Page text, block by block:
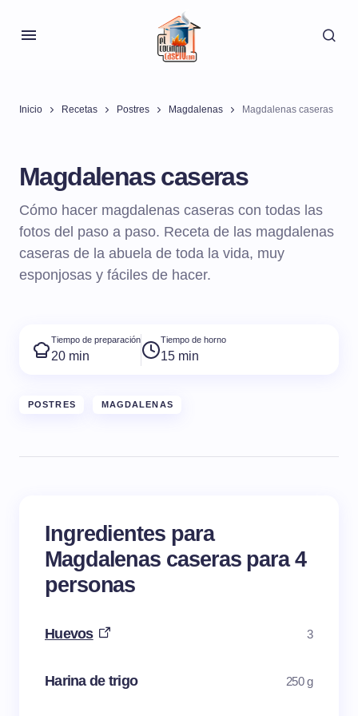
Inicio Recetas Postres Magdalenas Magdalenas caseras
Magdalenas caseras
Cómo hacer magdalenas caseras con todas las
fotos del paso a paso. Receta de las magdalenas
caseras de la abuela de toda la vida, muy
esponjosas y fáciles de hacer.
Tiempo de preparación
20 min
Tiempo de horno
15 min
POSTRES MAGDALENAS
Ingredientes para
Magdalenas caseras para 4
personas
Huevos 3
Harina de trigo 250 g